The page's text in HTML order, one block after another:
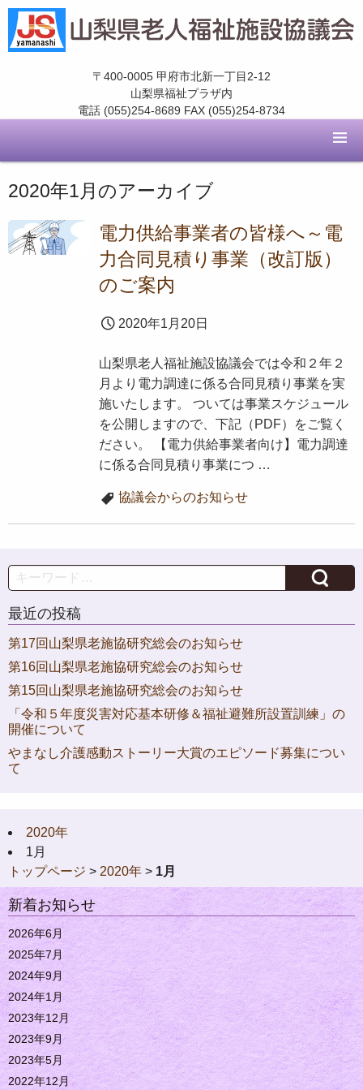
〒400-0005 甲府市北新一丁目2-12
山梨県福祉プラザ内
電話 (055)254-8689 FAX (055)254-8734
2020年1月 のアーカイブ
電力供給事業者の皆様へ～電
力合同見積り事業（改訂版）
のご案内
2020年1月20日
山梨県老人福祉施設協議会では令和２年２
月より電力調達に係る合同見積り事業を実
施いたします。 ついては事業スケジュール
を公開しますので、下記（PDF）をご覧く
ださい。 【電力供給事業者向け】電力調達
に係る合同見積り事業につ …
協議会からのお知らせ
Search
最近の投稿
第17回山梨県老施協研究総会のお知らせ
第16回山梨県老施協研究総会のお知らせ
第15回山梨県老施協研究総会のお知らせ
「令和５年度災害対応基本研修＆福祉避難所設置訓練」の
開催について
やまなし介護感動ストーリー大賞のエピソード募集につい
て
2020年
1月
トップページ > 2020年 > 1月
新着お知らせ
2026年6月
2025年7月
2024年9月
2024年1月
2023年12月
2023年9月
2023年5月
2022年12月